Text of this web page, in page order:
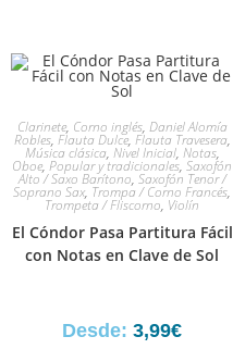
Clarinete, Corno inglés, Daniel Alomía
Robles, Flauta Dulce, Flauta Travesera,
Música clásica, Nivel Inicial, Notas,
Oboe, Popular y tradicionales, Saxofón
Alto / Saxo Barítono, Saxofón Tenor /
Soprano Sax, Trompa / Corno Francés,
Trompeta / Fliscorno, Violín
El Cóndor Pasa Partitura Fácil
con Notas en Clave de Sol
Desde: 3,99€